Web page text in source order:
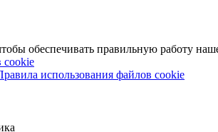
обеспечивать правильную работу
cookie
использования файлов cookie